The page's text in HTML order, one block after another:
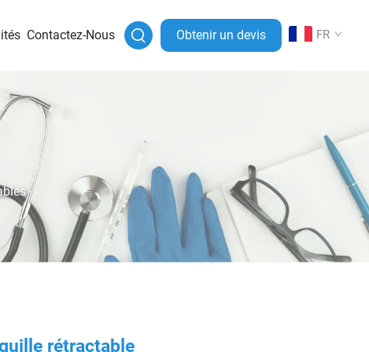
Contactez-Nous Obtenir un devis FR
rétractable